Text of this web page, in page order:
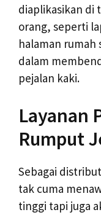
diaplikasikan di
orang, seperti
halaman
dalam
pejalan kaki.
Layanan
Rumput
Sebagai
tak cuma
tinggi tapi juga